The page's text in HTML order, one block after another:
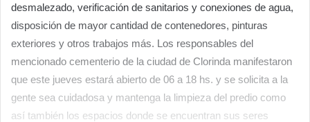
desmalezado, verificación de sanitarios y conexiones de agua,
disposición de mayor cantidad de contenedores, pinturas
exteriores y otros trabajos más. Los responsables del
mencionado cementerio de la ciudad de Clorinda manifestaron
que este jueves estará abierto de 06 a 18 hs. y se solicita a la
gente sea cuidadosa y mantenga la limpieza del predio como
así también los espacios donde se encuentran sus seres